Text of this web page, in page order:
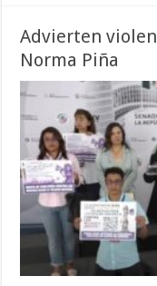
Advierten
Norma Piña